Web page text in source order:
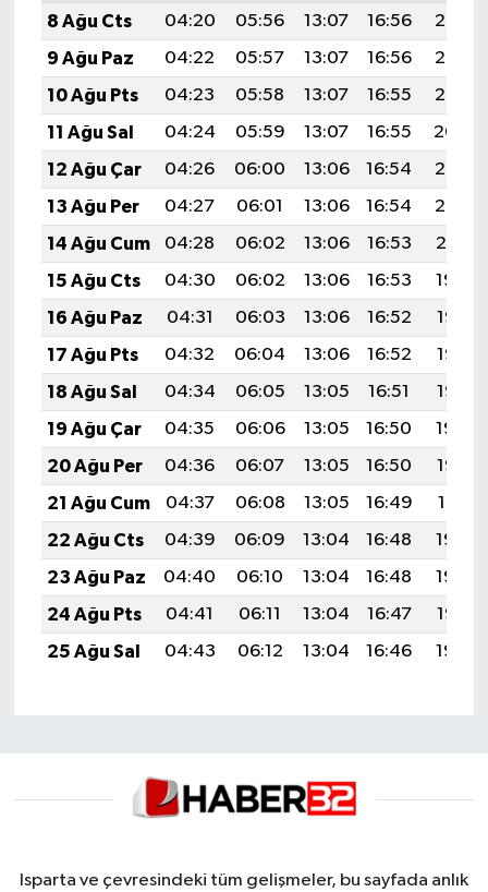
8 Ağu Cts 04:20 05:56 13:07 16:56
20:08
9 Ağu Paz
04:22 05:57 13:07 16:56
20:07
10 Ağu Pts
04:23 05:58 13:07 16:55
20:06
11 Ağu Sal
04:24 05:59 13:07 16:55
20:04
12 Ağu Çar
04:26 06:00 13:06 16:54
20:03
13 Ağu Per
04:27 06:01 13:06 16:54
20:02
14 Ağu Cum
04:28 06:02 13:06 16:53
20:01
15 Ağu Cts
04:30 06:02 13:06 16:53
19:59
16 Ağu Paz
04:31 06:03 13:06 16:52
19:58
17 Ağu Pts
04:32 06:04 13:06 16:52
19:57
18 Ağu Sal
04:34 06:05 13:05 16:51
19:55
19 Ağu Çar
04:35 06:06 13:05 16:50
19:54
20 Ağu Per
04:36 06:07 13:05 16:50
19:53
21 Ağu Cum
04:37 06:08 13:05 16:49
19:51
22 Ağu Cts
04:39 06:09 13:04 16:48
19:50
23 Ağu Paz
04:40 06:10 13:04 16:48
19:48
24 Ağu Pts
04:41 06:11 13:04 16:47
19:47
25 Ağu Sal
04:43 06:12 13:04 16:46 19:46
Isparta ve çevresindeki tüm gelişmeler, bu sayfada anlık